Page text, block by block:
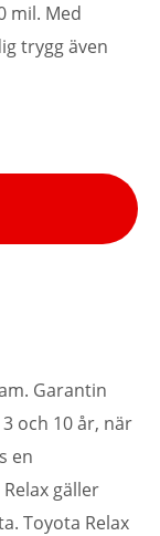
mil. Med
trygg även
Garantin
och 10 år, när
en
gäller
Toyota Relax